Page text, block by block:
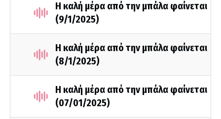
Η καλή μέρα από την μπάλα φαίνεται
(9/1/2025)
Η καλή μέρα από την μπάλα φαίνεται
(8/1/2025)
Η καλή μέρα από την μπάλα φαίνεται
(07/01/2025)